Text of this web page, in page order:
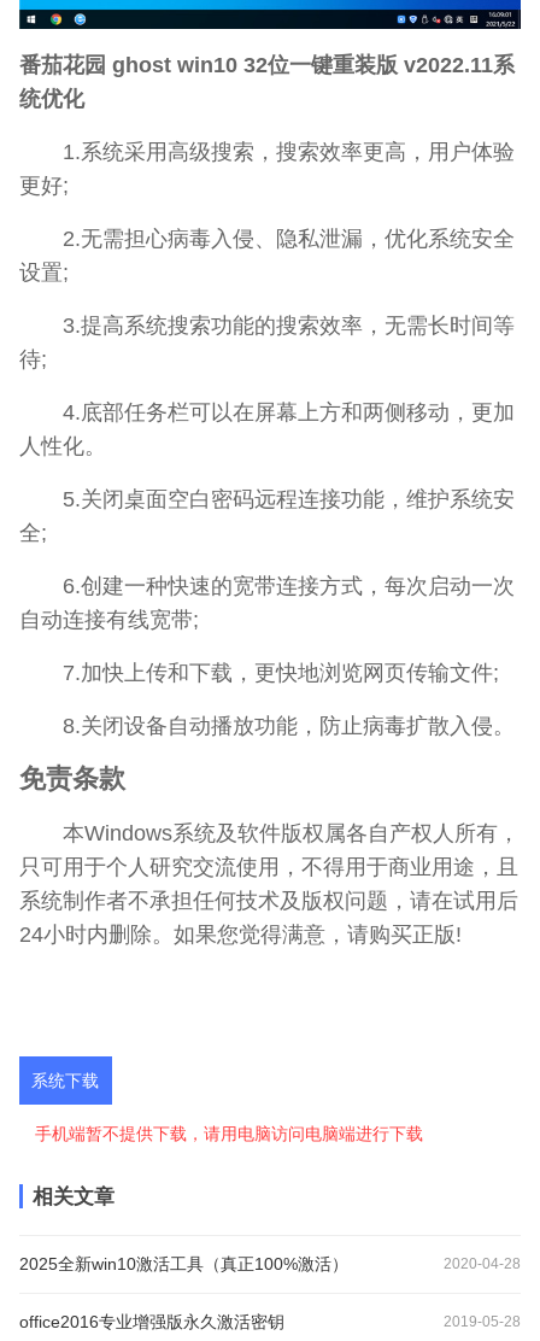
番茄花园 ghost win10 32位一键重装版 v2022.11系
统优化
1.系统采用高级搜索，搜索效率更高，用户体验
更好;
2.无需担心病毒入侵、隐私泄漏，优化系统安全
设置;
3.提高系统搜索功能的搜索效率，无需长时间等
待;
4.底部任务栏可以在屏幕上方和两侧移动，更加
人性化。
5.关闭桌面空白密码远程连接功能，维护系统安
全;
6.创建一种快速的宽带连接方式，每次启动一次
自动连接有线宽带;
7.加快上传和下载，更快地浏览网页传输文件;
8.关闭设备自动播放功能，防止病毒扩散入侵。
免责条款
本Windows系统及软件版权属各自产权人所有，
只可用于个人研究交流使用，不得用于商业用途，且
系统制作者不承担任何技术及版权问题，请在试用后
24小时内删除。如果您觉得满意，请购买正版!
系统下载
手机端暂不提供下载，请用电脑访问电脑端进行下载
相关文章
2025全新win10激活工具（真正100%激活） 2020-04-28
office2016专业增强版永久激活密钥 2019-05-28